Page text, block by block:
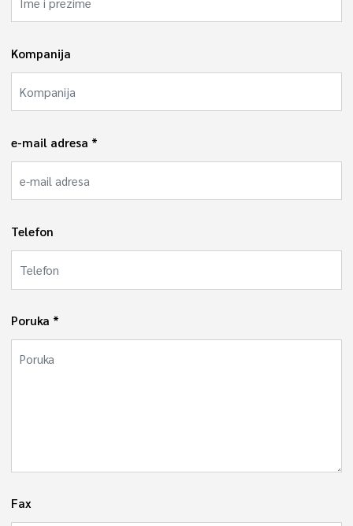
Kompanija
e-mail adresa
Telefon
Poruka
Fax